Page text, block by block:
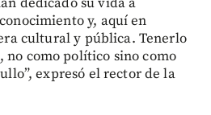
y, aquí en
cultural y pública. Tenerlo
como político sino como
expresó el rector de la